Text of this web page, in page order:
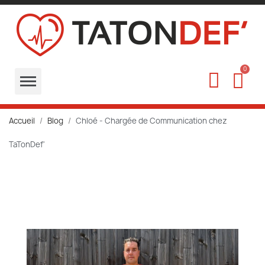
Accueil Blog Chloé - Chargée de Communication chez
TaTonDef'